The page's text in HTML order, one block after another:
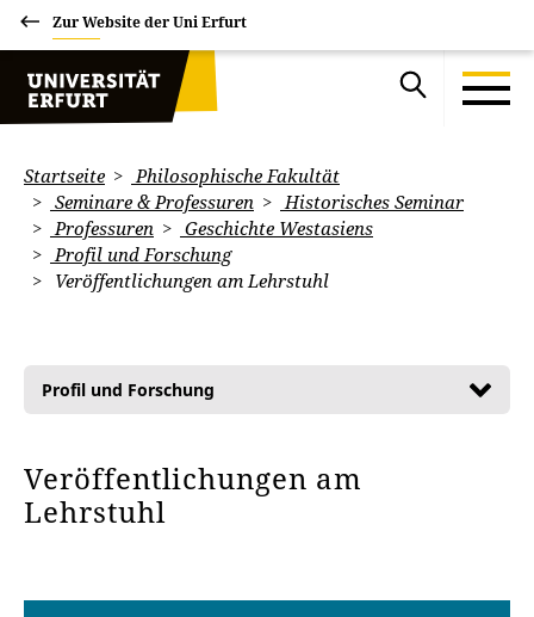
Zur Website der Uni Erfurt
Startseite
Philosophische Fakultät
Seminare & Professuren
Historisches Seminar
Professuren
Geschichte Westasiens
Profil und Forschung
Veröffentlichungen am Lehrstuhl
Profil und Forschung
Veröffentlichungen am
Lehrstuhl